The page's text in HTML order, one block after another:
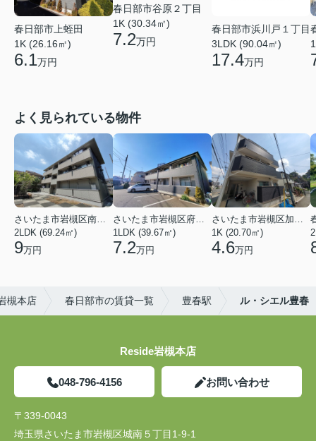
春日部市上蛭田
1K (26.16㎡)
6.1万円
春日部市谷原２丁目
1K (30.34㎡)
7.2万円
春日部市浜川戸１丁目
3LDK (90.04㎡)
17.4万円
よく見られている物件
さいたま市岩槻区南平野４丁目
2LDK (69.24㎡)
9万円
さいたま市岩槻区府内１丁目
1LDK (39.67㎡)
7.2万円
さいたま市岩槻区加倉１丁目
1K (20.70㎡)
4.6万円
槻本店 春日部市の賃貸一覧 豊春駅 ル・シエル豊春
Reside岩槻本店
048-796-4156 お問い合わせ
〒339-0043
埼玉県さいたま市岩槻区城南５丁目1-9-1